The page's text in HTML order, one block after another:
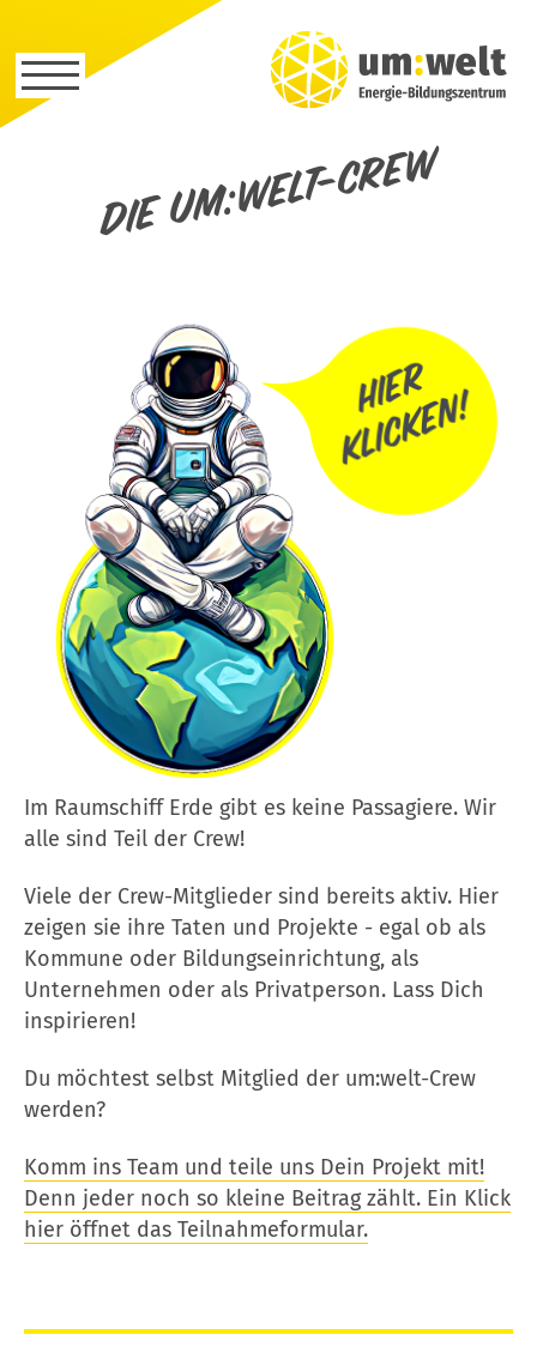
Die um:welt-Crew
Im Raumschiff Erde gibt es keine Passagiere. Wir
alle sind Teil der Crew!
Viele der Crew-Mitglieder sind bereits aktiv. Hier
zeigen sie ihre Taten und Projekte - egal ob als
Kommune oder Bildungseinrichtung, als
Unternehmen oder als Privatperson. Lass Dich
inspirieren!
Du möchtest selbst Mitglied der um:welt-Crew
werden?
Komm ins Team und teile uns Dein Projekt mit!
Denn jeder noch so kleine Beitrag zählt. Ein Klick
hier öffnet das Teilnahmeformular.